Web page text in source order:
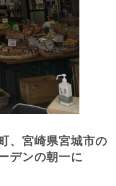
、宮崎県宮城市の
デンの朝一に